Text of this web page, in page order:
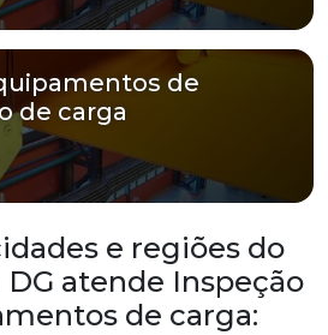
de
de carga
e regiões do
DG atende Inspeção
de carga: